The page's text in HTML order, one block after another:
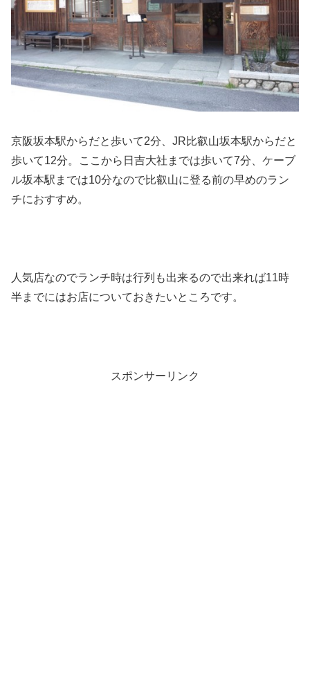
京阪坂本駅からだと歩いて2分、JR比叡山坂本駅からだと
歩いて12分。ここから日吉大社までは歩いて7分、ケーブ
ル坂本駅までは10分なので比叡山に登る前の早めのラン
チにおすすめ。
人気店なのでランチ時は行列も出来るので出来れば11時
半までにはお店についておきたいところです。
スポンサーリンク